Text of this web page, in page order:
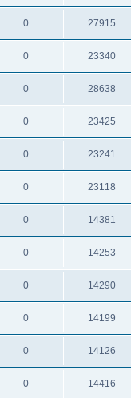
0 27915
0 23340
0 28638
0 23425
0 23241
0 23118
0 14381
0 14253
0 14290
0 14199
0 14126
0 14416